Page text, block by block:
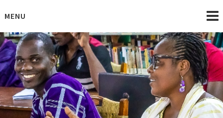
toMENU